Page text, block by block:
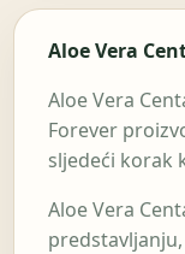
Aloe Vera
Aloe Vera
Forever
sljedeći korak
Aloe Vera